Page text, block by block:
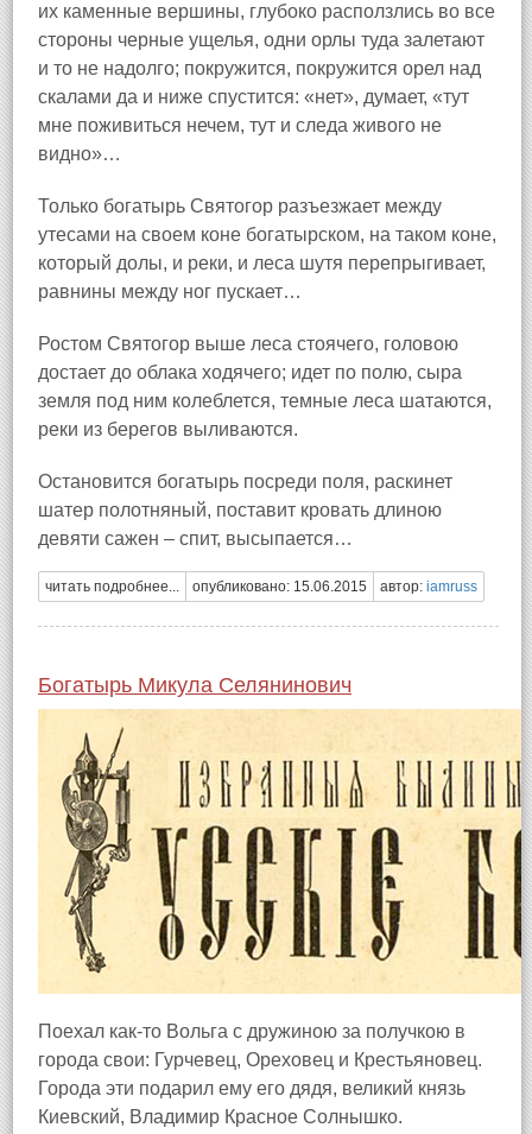
их каменные вершины, глубоко расползлись во все
стороны черные ущелья, одни орлы туда залетают
и то не надолго; покружится, покружится орел над
скалами да и ниже спустится: «нет», думает, «тут
мне поживиться нечем, тут и следа живого не
видно»…
Только богатырь Святогор разъезжает между
утесами на своем коне богатырском, на таком коне,
который долы, и реки, и леса шутя перепрыгивает,
равнины между ног пускает…
Ростом Святогор выше леса стоячего, головою
достает до облака ходячего; идет по полю, сыра
земля под ним колеблется, темные леса шатаются,
реки из берегов выливаются.
Остановится богатырь посреди поля, раскинет
шатер полотняный, поставит кровать длиною
девяти сажен – спит, высыпается…
читать подробнее... опубликовано: 15.06.2015 автор: iamruss
Богатырь Микула Селянинович
Поехал как-то Вольга с дружиною за получкою в
города свои: Гурчевец, Ореховец и Крестьяновец.
Города эти подарил ему его дядя, великий князь
Киевский, Владимир Красное Солнышко.